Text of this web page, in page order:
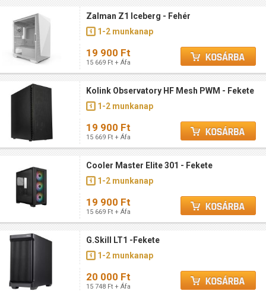
Zalman Z1 Iceberg - Fehér
1-2 munkanap
19 900 Ft
15 669 Ft + Áfa
Kolink Observatory HF Mesh PWM - Fekete
1-2 munkanap
19 900 Ft
15 669 Ft + Áfa
Cooler Master Elite 301 - Fekete
1-2 munkanap
19 900 Ft
15 669 Ft + Áfa
G.Skill LT1 -Fekete
1-2 munkanap
20 000 Ft
15 748 Ft + Áfa